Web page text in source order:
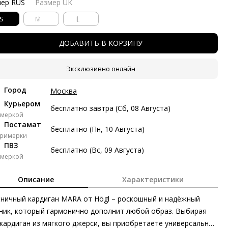
с Яндекс Сплит
Сплит с разбивкой платежей на 2 месяца. Без
платежей.
₽
21 авг
4 сен
18 сен
переплат
стоимость покупки
сейчас только часть, а оставшееся будем списывать
две недели
RUS Размер UK
S M L
ДОБАВИТЬ В КОРЗИНУ
Эксклюзивно онлайн
Город
Москва
Курьером
бесплатно завтра (Сб, 08 Августа)
Постамат
бесплатно (Пн, 10 Августа)
ПВЗ
бесплатно (Вс, 09 Августа)
Описание Характеристики
кардиган MARA от Högl – роскошный и надёжный
который гармонично дополнит любой образ. Выбирая
из мягкого джерси, вы приобретаете универсальный